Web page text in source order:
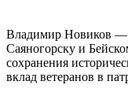
Владимир Новиков —
Саяногорску и
сохранения
вклад ветеранов в